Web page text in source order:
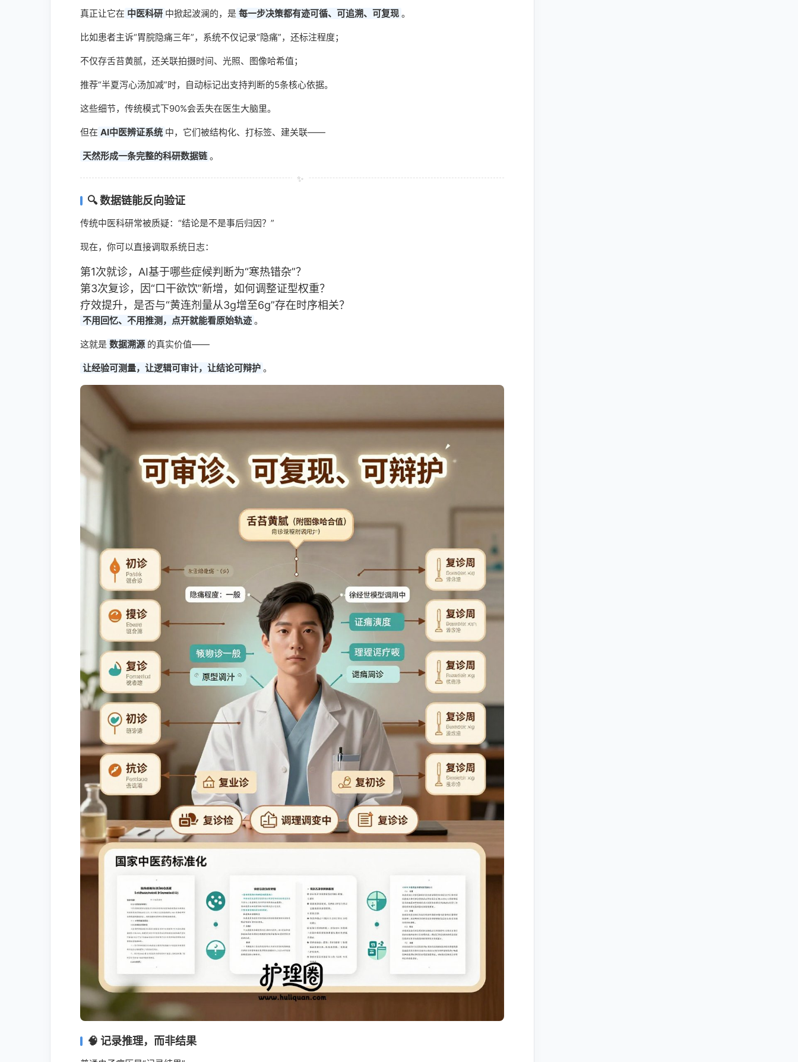
真正让它在 中医科研 中掀起波澜的，是 每一步决策都有迹可循、可追溯、可复现 。
比如患者主诉“胃脘隐痛三年”，系统不仅记录“隐痛”，还标注程度；
不仅存舌苔黄腻，还关联拍摄时间、光照、图像哈希值；
推荐“半夏泻心汤加减”时，自动标记出支持判断的5条核心依据。
这些细节，传统模式下90%会丢失在医生大脑里。
但在 AI中医辨证系统 中，它们被结构化、打标签、建关联——
天然形成一条完整的科研数据链 。
✨
🔍 数据链能反向验证
传统中医科研常被质疑：“结论是不是事后归因？”
现在，你可以直接调取系统日志：
第1次就诊，AI基于哪些症候判断为“寒热错杂”？
第3次复诊，因“口干欲饮”新增，如何调整证型权重？
疗效提升，是否与“黄连剂量从3g增至6g”存在时序相关？
不用回忆、不用推测，点开就能看原始轨迹 。
这就是 数据溯源 的真实价值——
让经验可测量，让逻辑可审计，让结论可辩护 。
🧠 记录推理，而非结果